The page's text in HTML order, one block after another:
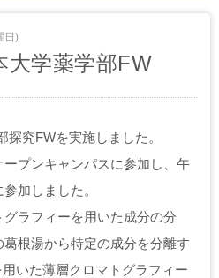
日)
大学薬学部FW
究FWを実施しました。
プンキャンパスに参加し、午
加しました。
ラフィーを用いた成分の分
根湯から特定の成分を分離す
いた薄層クロマトグラフィー